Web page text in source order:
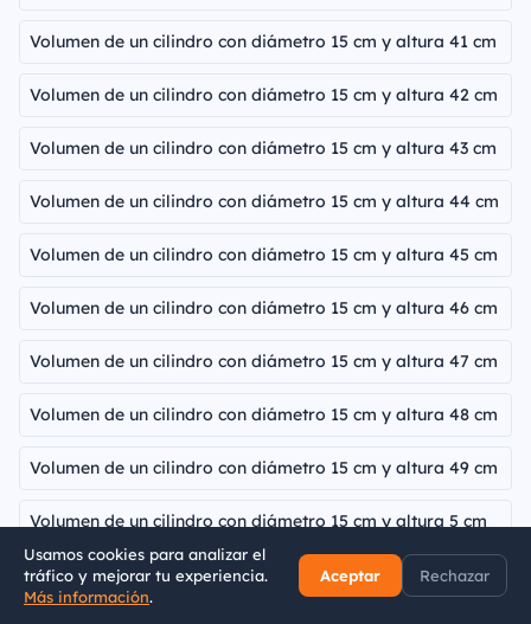
Volumen de un cilindro con diámetro 15 cm y altura 41 cm
Volumen de un cilindro con diámetro 15 cm y altura 42 cm
Volumen de un cilindro con diámetro 15 cm y altura 43 cm
Volumen de un cilindro con diámetro 15 cm y altura 44 cm
Volumen de un cilindro con diámetro 15 cm y altura 45 cm
Volumen de un cilindro con diámetro 15 cm y altura 46 cm
Volumen de un cilindro con diámetro 15 cm y altura 47 cm
Volumen de un cilindro con diámetro 15 cm y altura 48 cm
Volumen de un cilindro con diámetro 15 cm y altura 49 cm
Volumen de un cilindro con diámetro 15 cm y altura 5 cm
Volumen de un cilindro con diámetro 15 cm y altura 50 cm
Inicio
Usamos cookies para analizar el
tráfico y mejorar tu experiencia.
Más información.
Aceptar Rechazar